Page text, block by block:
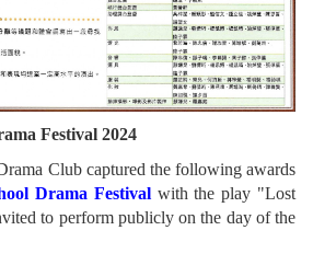
Festival 2024
Club captured the following awards
Drama Festivalwith the play "Lost
to perform publicly on the day of the